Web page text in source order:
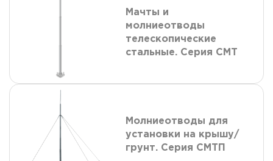
Мачты и
молниеотводы
телескопические
стальные. Серия СМТ
Молниеотводы для
установки на крышу/
грунт. Серия СМТП